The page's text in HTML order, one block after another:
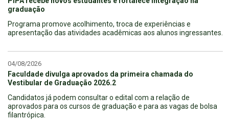
graduação
Programa promove acolhimento, troca de experiências e
apresentação das atividades acadêmicas aos alunos ingressantes.
04/08/2026
Faculdade divulga aprovados da primeira chamada do
Vestibular de Graduação 2026.2
Candidatos já podem consultar o edital com a relação de
aprovados para os cursos de graduação e para as vagas de bolsa
filantrópica.